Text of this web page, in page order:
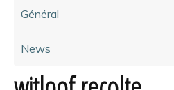
Général
News